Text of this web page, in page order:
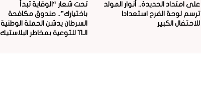
على امتداد الحديدة.. أنوار المولد
ترسم لوحة الفرح استعدادا
للاحتفال الكبير
تحت شعار “الوقاية تبدأ
باختيارك”.. صندوق مكافحة
السرطان يدشن الحملة الوطنية
الـ11 للتوعية بمخاطر البلاستيك